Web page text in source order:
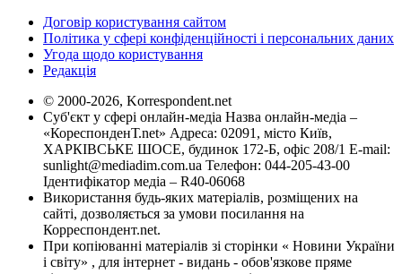
Договір користування сайтом
Політика у сфері конфіденційності і персональних даних
Угода щодо користування
Редакція
© 2000-2026, Korrespondent.net
Суб'єкт у сфері онлайн-медіа Назва онлайн-медіа –
«КореспонденТ.net» Адреса: 02091, місто Київ,
ХАРКІВСЬКЕ ШОСЕ, будинок 172-Б, офіс 208/1 E-mail:
sunlight@mediadim.com.ua Телефон: 044-205-43-00
Ідентифікатор медіа – R40-06068
Використання будь-яких матеріалів, розміщених на
сайті, дозволяється за умови посилання на
Корреспондент.net.
При копіюванні матеріалів зі сторінки « Новини України
і світу» , для інтернет - видань - обов'язкове пряме